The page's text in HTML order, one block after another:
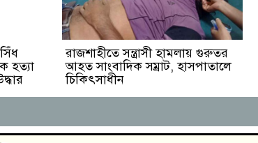
হত্যা
রাজশাহীতে সন্ত্রাসী হামলায় গুরুতর
আহত সাংবাদিক সম্রাট, হাসপাতালে
চিকিৎসাধীন